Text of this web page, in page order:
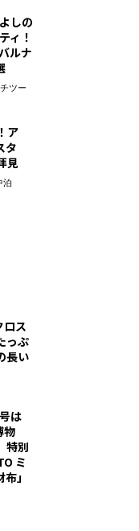
しの
ィ！
ルナ
ツー
ア
タ
見
泊
ロス
っぷ
長い
は
物
特別
ミ
」